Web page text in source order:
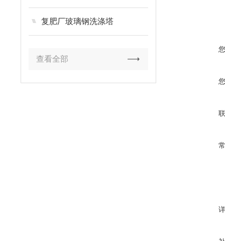
复肥厂玻璃钢洗涤塔
查看全部